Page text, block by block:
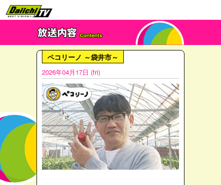
ペコリーノ ～袋井市～
2026年04月17日 (fri)